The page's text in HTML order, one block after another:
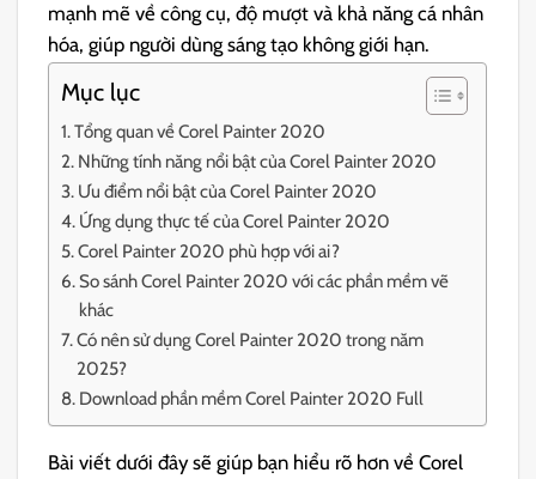
mạnh mẽ về công cụ, độ mượt và khả năng cá nhân
hóa, giúp người dùng sáng tạo không giới hạn.
Mục lục
Tổng quan về Corel Painter 2020
Những tính năng nổi bật của Corel Painter 2020
Ưu điểm nổi bật của Corel Painter 2020
Ứng dụng thực tế của Corel Painter 2020
Corel Painter 2020 phù hợp với ai?
So sánh Corel Painter 2020 với các phần mềm vẽ
khác
Có nên sử dụng Corel Painter 2020 trong năm
2025?
Download phần mềm Corel Painter 2020 Full
Bài viết dưới đây sẽ giúp bạn hiểu rõ hơn về Corel